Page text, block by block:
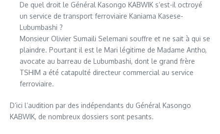
De quel droit le Général Kasongo KABWIK s’est-il octroyé
un service de transport ferroviaire Kaniama Kasese-
Lubumbashi ?
Monsieur Olivier Sumaili Selemani souffre et ne sait à qui se
plaindre. Pourtant il est le Mari légitime de Madame Antho,
avocate au barreau de Lubumbashi, dont le grand frère
TSHIM a été catapulté directeur commercial au service
ferroviaire.
D’ici l’audition par des indépendants du Général Kasongo
KABWIK, de nombreux dossiers sont pesants.